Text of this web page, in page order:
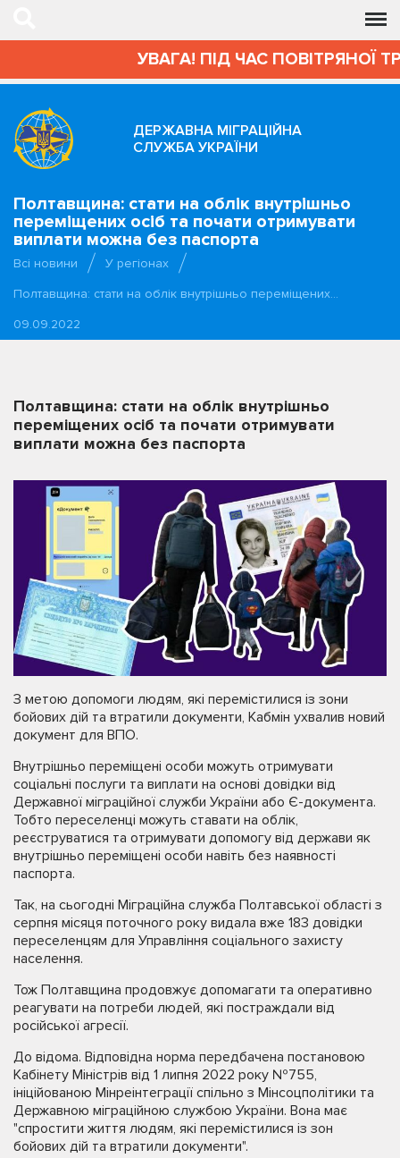
УВАГА! ПІД ЧАС ПОВІТРЯНОЇ
ДЕРЖАВНА МІГРАЦІЙНА
СЛУЖБА УКРАЇНИ
Полтавщина: стати на облік внутрішньо
переміщених осіб та почати отримувати
виплати можна без паспорта
Всі новини
У регіонах
Полтавщина: стати на облік внутрішньо переміщених…
09.09.2022
Полтавщина: стати на облік внутрішньо
переміщених осіб та почати отримувати
виплати можна без паспорта
З метою допомоги людям, які перемістилися із зони
бойових дій та втратили документи, Кабмін ухвалив новий
документ для ВПО.
Внутрішньо переміщені особи можуть отримувати
соціальні послуги та виплати на основі довідки від
Державної міграційної служби України або Є-документа.
Тобто переселенці можуть ставати на облік,
реєструватися та отримувати допомогу від держави як
внутрішньо переміщені особи навіть без наявності
паспорта.
Так, на сьогодні Міграційна служба Полтавської області з
серпня місяця поточного року видала вже 183 довідки
переселенцям для Управління соціального захисту
населення.
Тож Полтавщина продовжує допомагати та оперативно
реагувати на потреби людей, які постраждали від
російської агресії.
До відома. Відповідна норма передбачена постановою
Кабінету Міністрів від 1 липня 2022 року №755,
ініційованою Мінреінтеграції спільно з Мінсоцполітики та
Державною міграційною службою України. Вона має
"спростити життя людям, які перемістилися із зон
бойових дій та втратили документи".